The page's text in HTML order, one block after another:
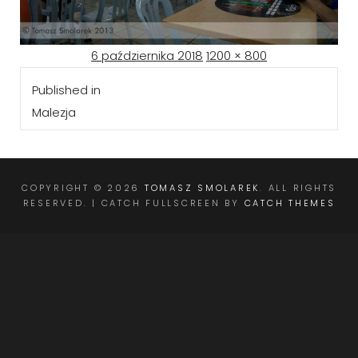
Posted
6 października 2018 Full
1200 × 800
Nawigacja
wpisu
Published in
Malezja
COPYRIGHT © 2026 TOMASZ SMOLAREK. ALL RIGHTS
RESERVED. | CATCH FULLSCREEN BY CATCH THEMES